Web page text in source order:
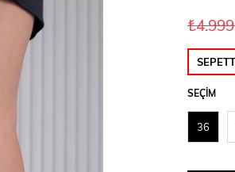
SEÇIM
36